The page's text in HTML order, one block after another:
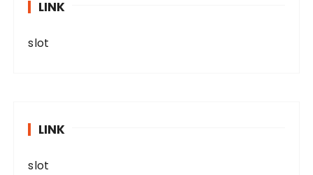
LINK
slot
LINK
slot